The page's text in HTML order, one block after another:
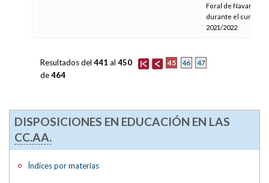
Foral de Navarra
durante el curso
2021/2022
45 46 47
Resultados del 441 al 450
de464
DISPOSICIONES EN EDUCACIÓN EN LAS
CC.AA.
Índices por materias